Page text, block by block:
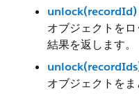
unlock(recordId)
オブジェクトを
結果を返します。
オブジェクトを